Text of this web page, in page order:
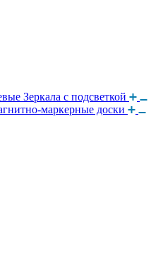
Зеркала с подсветкой
маркерные доски